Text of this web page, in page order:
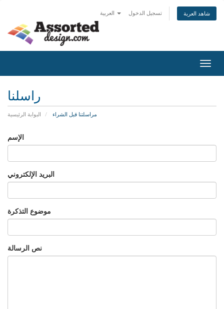
تسجيل الدخول شاهد العربة
راسلنا
البوابة الرئيسية مراسلتنا قبل الشراء
الإسم
البريد الإلكتروني
موضوع التذكرة
نص الرسالة